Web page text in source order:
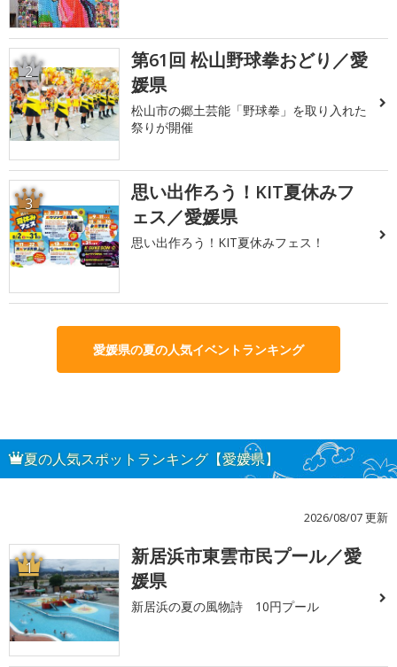
2
第61回 松山野球拳おどり／愛
媛県
松山市の郷土芸能「野球拳」を取り入れた
祭りが開催
3
思い出作ろう！KIT夏休みフ
ェス／愛媛県
思い出作ろう！KIT夏休みフェス！
愛媛県の夏の人気イベントランキング
夏の人気スポットランキング【愛媛県】
2026/08/07 更新
1
新居浜市東雲市民プール／愛
媛県
新居浜の夏の風物詩 10円プール